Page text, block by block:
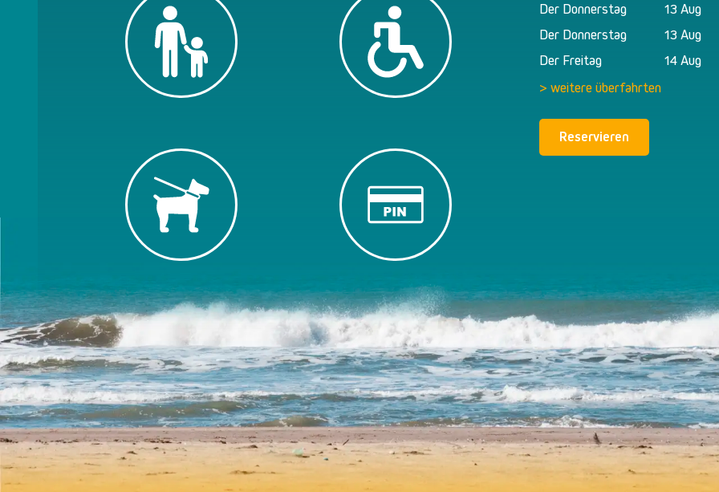
Der Donnerstag
13 Aug
Der Donnerstag
13 Aug
Der Freitag
14 Aug
> weitere überfahrten
Reservieren